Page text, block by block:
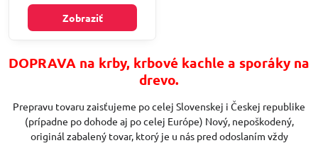
Zobraziť
DOPRAVA na krby, krbové kachle a sporáky na
drevo.
Prepravu tovaru zaisťujeme po celej Slovenskej i Českej republike
(prípadne po dohode aj po celej Európe) Nový, nepoškodený,
originál zabalený tovar, ktorý je u nás pred odoslaním vždy